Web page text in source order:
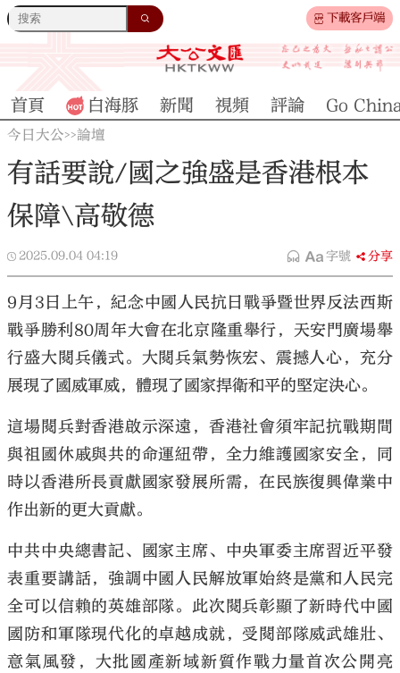
下載客戶端
首頁 白海豚 新聞 視頻 評論 Go
今日大公>>論壇
有話要說/國之強盛是香港根本
保障\高敬德
2025.09.04 04:19 字號 分享
9月3日上午，紀念中國人民抗日戰爭暨世界反法西斯
戰爭勝利80周年大會在北京隆重舉行，天安門廣場舉
行盛大閱兵儀式。大閱兵氣勢恢宏、震撼人心，充分
展現了國威軍威，體現了國家捍衛和平的堅定決心。
這場閱兵對香港啟示深遠，香港社會須牢記抗戰期間
與祖國休戚與共的命運紐帶，全力維護國家安全，同
時以香港所長貢獻國家發展所需，在民族復興偉業中
作出新的更大貢獻。
中共中央總書記、國家主席、中央軍委主席習近平發
表重要講話，強調中國人民解放軍始終是黨和人民完
全可以信賴的英雄部隊。此次閱兵彰顯了新時代中國
國防和軍隊現代化的卓越成就，受閱部隊威武雄壯、
意氣風發，大批國產新域新質作戰力量首次公開亮